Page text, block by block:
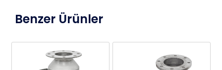
Benzer Ürünler